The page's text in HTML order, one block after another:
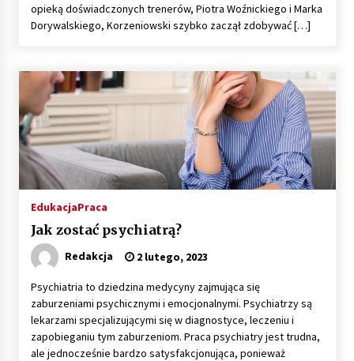
opieką doświadczonych trenerów, Piotra Woźnickiego i Marka
Dorywalskiego, Korzeniowski szybko zaczął zdobywać […]
EdukacjaPraca
Jak zostać psychiatrą?
Redakcja 2 lutego, 2023
Psychiatria to dziedzina medycyny zajmująca się
zaburzeniami psychicznymi i emocjonalnymi. Psychiatrzy są
lekarzami specjalizującymi się w diagnostyce, leczeniu i
zapobieganiu tym zaburzeniom. Praca psychiatry jest trudna,
ale jednocześnie bardzo satysfakcjonująca, ponieważ